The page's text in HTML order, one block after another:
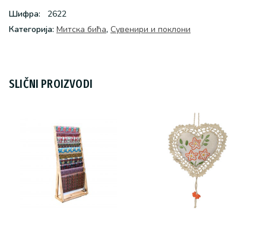
Шифра:
2622
Категоријa: Митска бића, Сувенири и поклони
SLIČNI PROIZVODI